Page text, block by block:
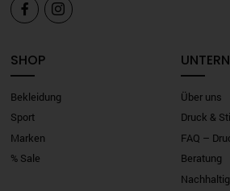
 
SHOP
Bekleidung
Sport
Marken
% Sale
Über uns
Druck &
FAQ –
Beratung